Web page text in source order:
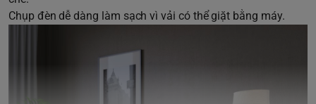
Chụp đèn dễ dàng làm sạch vì vải có thể giặt bằng máy.